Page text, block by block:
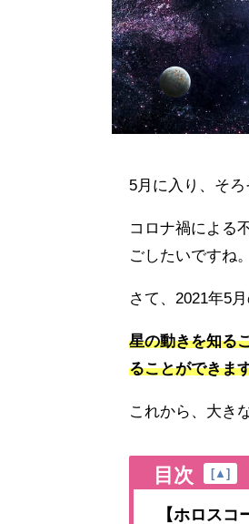
5月に入り、そ
コロナ禍による
ごしたいですね。
さて、2021年5
星の動きを知る
ることができま
これから、大き
目次 [ ▲]
【ホロスコ